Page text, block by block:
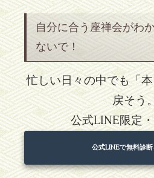
自分に合う座禅会がわ
ないで！
忙しい日々の中でも「
戻そう
公式LINE限定
公式LINEで無料診